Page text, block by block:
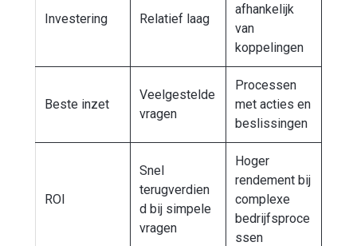
Investering Relatief laag
afhankelijk
van
koppelingen
Beste inzet
Veelgestelde
vragen
Processen
met acties en
beslissingen
ROI
Snel
terugverdien
d bij simpele
vragen
Hoger
rendement bij
complexe
bedrijfsproce
ssen